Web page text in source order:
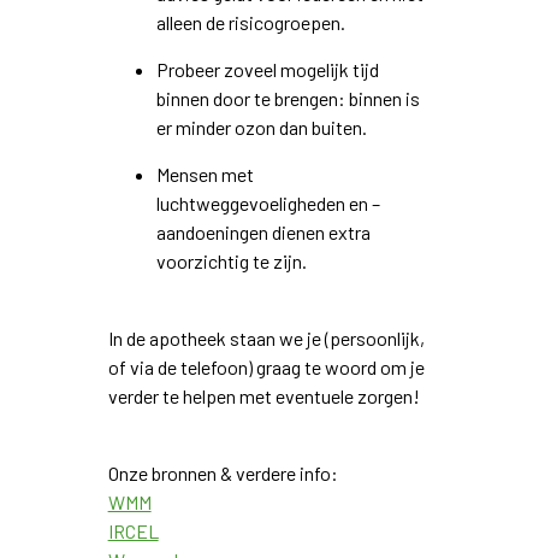
alleen de risicogroepen.
Probeer zoveel mogelijk tijd
binnen door te brengen: binnen is
er minder ozon dan buiten.
Mensen met
luchtweggevoeligheden en –
aandoeningen dienen extra
voorzichtig te zijn.
In de apotheek staan we je (persoonlijk,
of via de telefoon) graag te woord om je
verder te helpen met eventuele zorgen!
Onze bronnen & verdere info:
WMM
IRCEL